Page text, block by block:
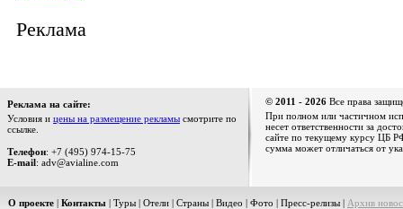
Реклама
Реклама на сайте:
Условия и цены на размещение рекламы смотрите по
ссылке.
Телефон: +7 (495) 974-15-75
E-mail: adv@avialine.com
© 2011 - 2026 Все права
При полном или частичном
несет ответственности за
сайте по текущему курсу ЦБ
сумма может отличаться от
О проекте | Контакты | Туры | Отели | Страны | Видео | Фото | Пресс-релизы | Архив